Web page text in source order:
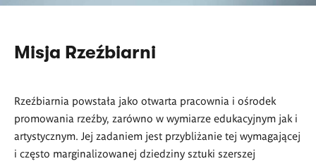
Misja Rzeźbiarni
Rzeźbiarnia powstała jako otwarta pracownia i ośrodek
promowania rzeźby, zarówno w wymiarze edukacyjnym jak i
artystycznym. Jej zadaniem jest przybliżanie tej wymagającej
i często marginalizowanej dziedziny sztuki szerszej